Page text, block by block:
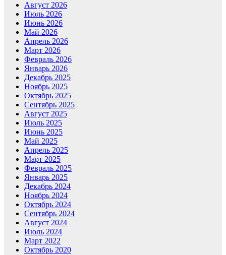
Август 2026
Июль 2026
Июнь 2026
Май 2026
Апрель 2026
Март 2026
Февраль 2026
Январь 2026
Декабрь 2025
Ноябрь 2025
Октябрь 2025
Сентябрь 2025
Август 2025
Июль 2025
Июнь 2025
Май 2025
Апрель 2025
Март 2025
Февраль 2025
Январь 2025
Декабрь 2024
Ноябрь 2024
Октябрь 2024
Сентябрь 2024
Август 2024
Июль 2024
Март 2022
Октябрь 2020